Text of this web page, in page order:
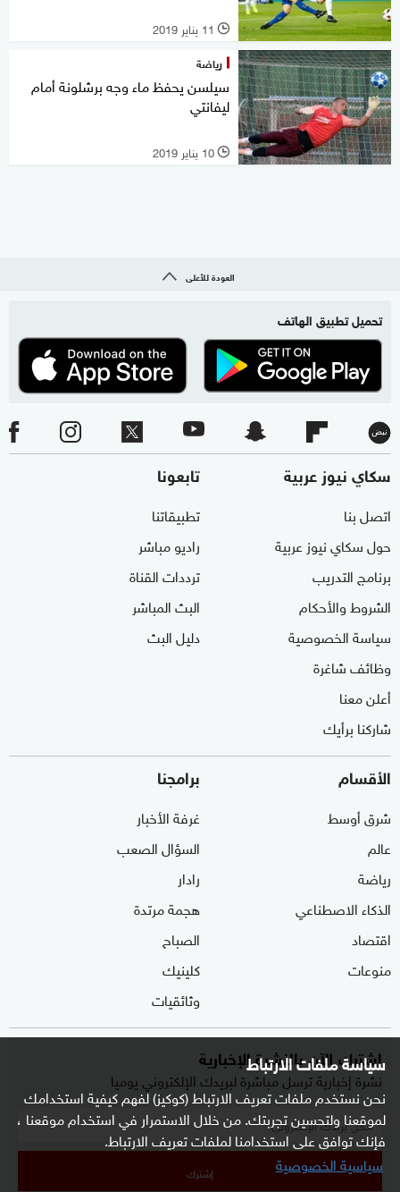
سياسة ملفات الارتباط
نحن نستخدم ملفات تعريف الارتباط (كوكيز) لفهم كيفية استخدامك
لموقعنا ولتحسين تجربتك. من خلال الاستمرار في استخدام موقعنا ،
فإنك توافق على استخدامنا لملفات تعريف الارتباط.
سياسية الخصوصية
l 11 يناير 2019
رياضة
سيلسن يحفظ ماء وجه برشلونة أمام
ليفانتي
l 10 يناير 2019
العودة للأعلى
تحميل تطبيق الهاتف
سكاي نيوز عربية
اتصل بنا
حول سكاي نيوز عربية
برنامج التدريب
الشروط والأحكام
سياسة الخصوصية
وظائف شاغرة
أعلن معنا
شاركنا برأيك
تابعونا
تطبيقاتنا
راديو مباشر
ترددات القناة
البث المباشر
دليل البث
الأقسام
شرق أوسط
عالم
رياضة
الذكاء الاصطناعي
اقتصاد
منوعات
برامجنا
غرفة الأخبار
السؤال الصعب
رادار
هجمة مرتدة
الصباح
كلينيك
وثائقيات
اشترك الآن بالنشرة الإخبارية
نشرة إخبارية ترسل مباشرة لبريدك الإلكتروني يوميا
إشترك